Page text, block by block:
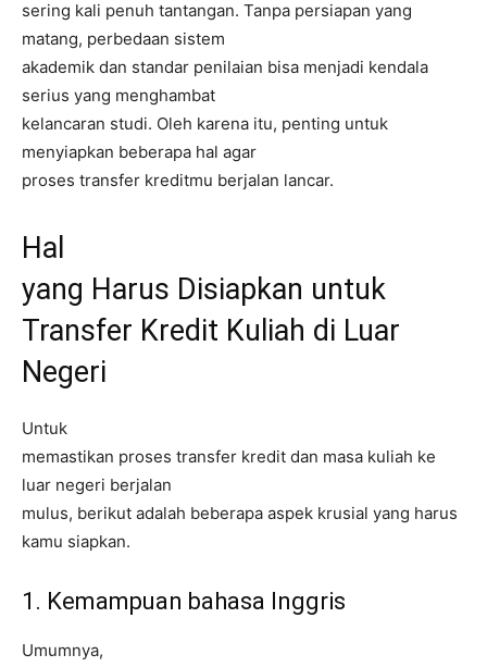
sering kali penuh tantangan. Tanpa persiapan yang
matang, perbedaan sistem
akademik dan standar penilaian bisa menjadi kendala
serius yang menghambat
kelancaran studi. Oleh karena itu, penting untuk
menyiapkan beberapa hal agar
proses transfer kreditmu berjalan lancar.
Hal
yang Harus Disiapkan untuk
Transfer Kredit Kuliah di Luar
Negeri
Untuk
memastikan proses transfer kredit dan masa kuliah ke
luar negeri berjalan
mulus, berikut adalah beberapa aspek krusial yang harus
kamu siapkan.
1. Kemampuan bahasa Inggris
Umumnya,